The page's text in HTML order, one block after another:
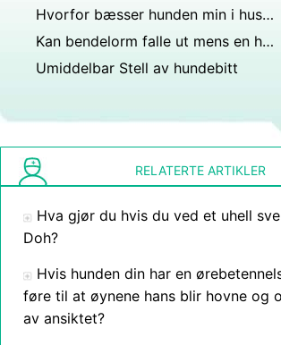
Hvorfor bæsser hunden min i huset?
Kan bendelorm falle ut mens en hund sover?
Umiddelbar Stell av hundebitt
RELATERTE ARTIKLER
Hva gjør du hvis du ved et uhell
Doh?
Hvis hunden din har en
føre til at øynene hans blir hovne og
av ansiktet?